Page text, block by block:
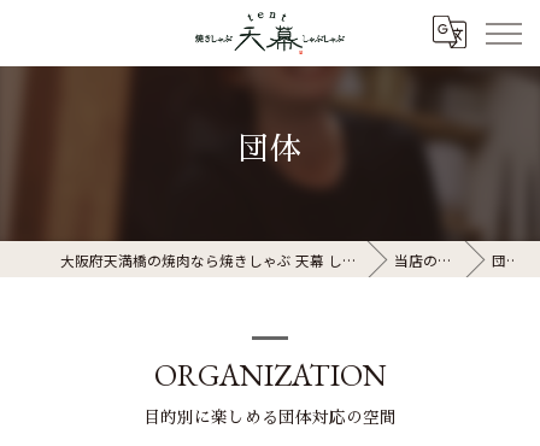
団体
大阪府天満橋の焼肉なら焼きしゃぶ 天幕 しゃぶしゃぶ 当店の特徴 団体
目的別に楽しめる団体対応の空間
ORGANIZATION